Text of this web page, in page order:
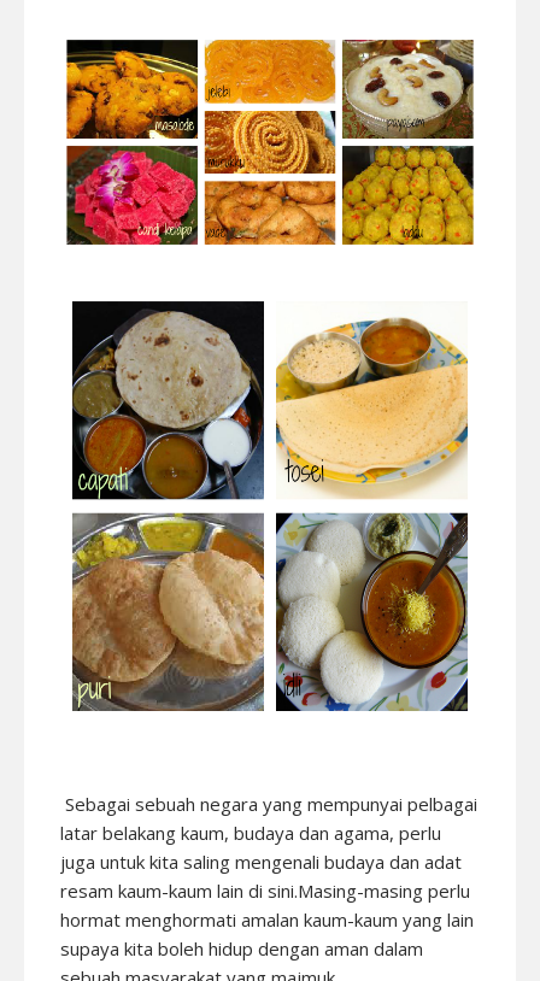
Sebagai sebuah negara yang mempunyai pelbagai
latar belakang kaum, budaya dan agama, perlu
juga untuk kita saling mengenali budaya dan adat
resam kaum-kaum lain di sini.Masing-masing perlu
hormat menghormati amalan kaum-kaum yang lain
supaya kita boleh hidup dengan aman dalam